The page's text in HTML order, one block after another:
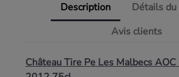
Description
Détails
Avis clients
Château Tire Pe Les Malbecs